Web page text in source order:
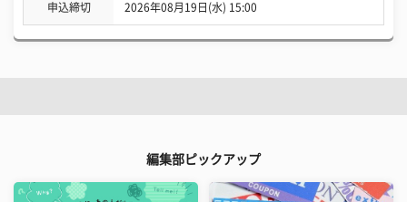
申込締切 2026年08月19日(水) 15:00
編集部ピックアップ